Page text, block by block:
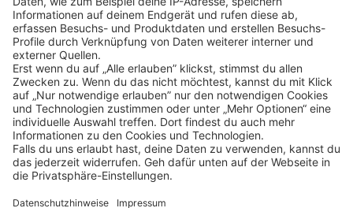
SOCIAL
NEWSLETTER
BESUCHEN SIE UNS
Alle Preise inkl. gesetzl. Mehrwertsteuer zzgl.Versandkostenund ggf.